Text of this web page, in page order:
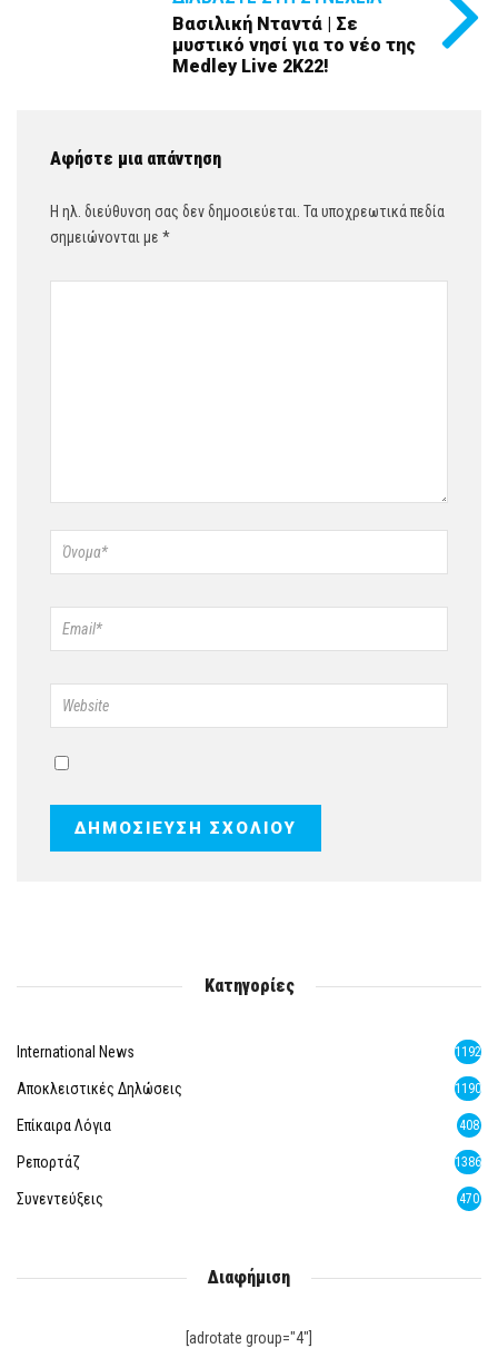
Βασιλική Νταντά | Σε
μυστικό νησί για το νέο της
Medley Live 2K22!
Αφήστε μια απάντηση
Η ηλ. διεύθυνση σας δεν δημοσιεύεται. Τα υποχρεωτικά πεδία
σημειώνονται με *
Κατηγορίες
International News 1192
Αποκλειστικές Δηλώσεις 1190
Επίκαιρα Λόγια 408
Ρεπορτάζ 1386
Συνεντεύξεις 470
Διαφήμιση
[adrotate group="4"]